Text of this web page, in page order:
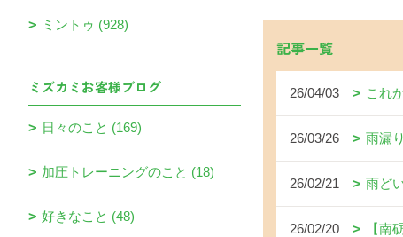
記事一覧
26/04/03 これ
26/03/26 雨漏
26/02/21 雨ど
26/02/20 【南
ミントゥ (928)
ミズカミお客様ブログ
日々のこと (169)
加圧トレーニングのこと (18)
好きなこと (48)